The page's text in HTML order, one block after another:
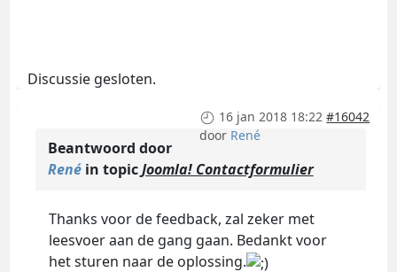
Discussie gesloten.
16 jan 2018 18:22 #16042
door René
Beantwoord door
Renéin topicJoomla! Contactformulier
Thanks voor de feedback, zal zeker met
leesvoer aan de gang gaan. Bedankt voor
het sturen naar de oplossing.